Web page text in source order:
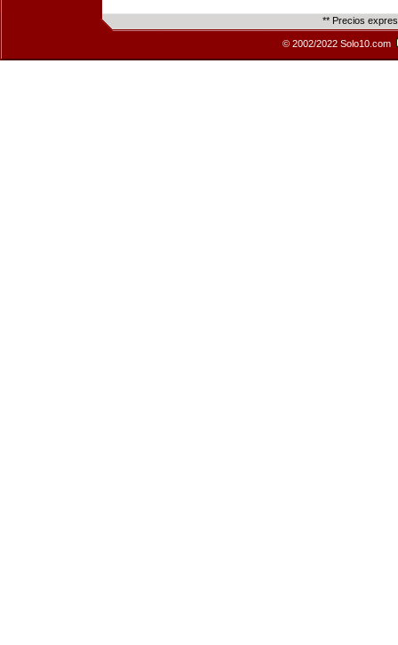
** Precios
© 2002/2022 Solo10.com